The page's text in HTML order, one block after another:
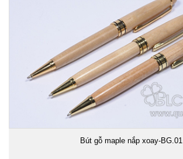
Bút gỗ maple nắp xoay-BG.01